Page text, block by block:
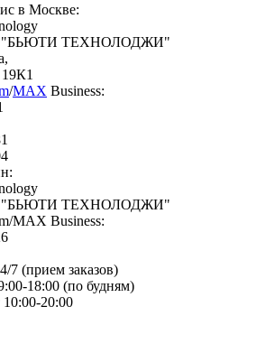
в Москве:
"БЬЮТИ ТЕХНОЛОДЖИ"
,
/MAX Business:
"БЬЮТИ ТЕХНОЛОДЖИ"
MAX Business:
7 (прием заказов)
18:00 (по будням)
20:00